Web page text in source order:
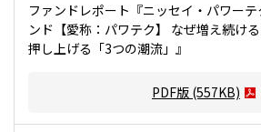
ファンドレポート『ニッセイ・パワー
ンド【愛称：パワテク】 なぜ増え続け
押し上げる「3つの潮流」』
PDF版 (557KB)